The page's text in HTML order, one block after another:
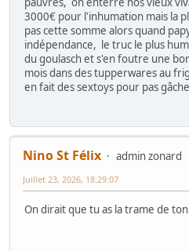
3000€ pour l'inhumation mais la
pas cette somme alors quand
indépendance, le truc le plus
du goulasch et s'en foutre une
mois dans des tupperwares au
en fait des sextoys pour pas
Nino St Félix
admin zonard
Juillet 23, 2026, 18:29:07
On dirait que tu as la trame de